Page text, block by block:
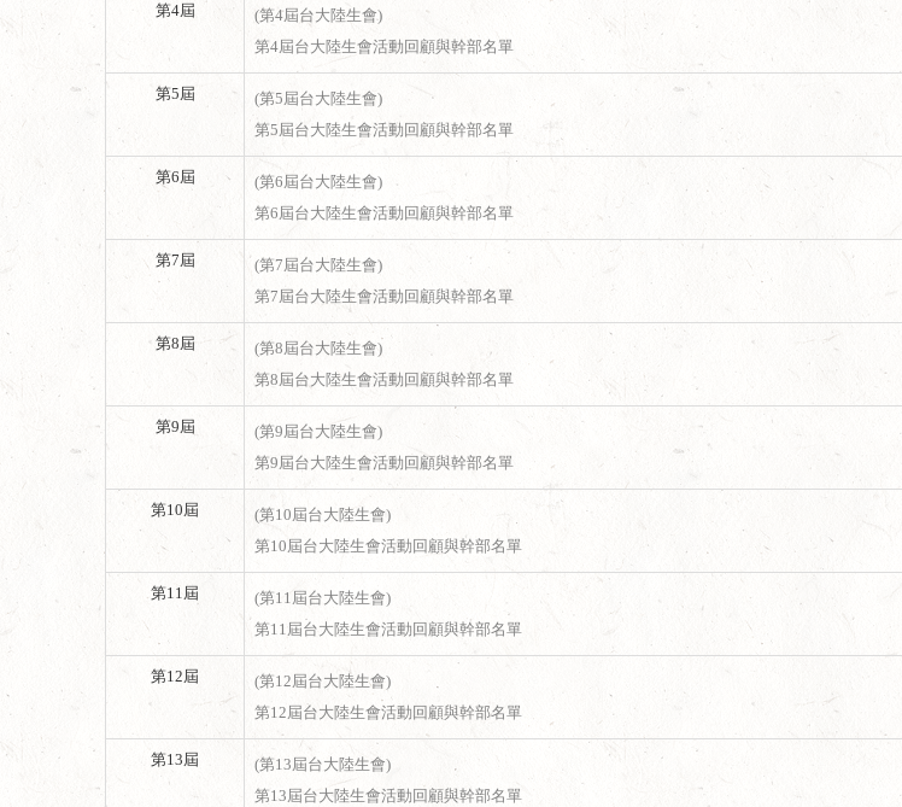
第4屆
(第4屆台大陸生會)
第4屆台大陸生會活動回顧與幹部名單
第5屆
(第5屆台大陸生會)
第5屆台大陸生會活動回顧與幹部名單
第6屆
(第6屆台大陸生會)
第6屆台大陸生會活動回顧與幹部名單
第7屆
(第7屆台大陸生會)
第7屆台大陸生會活動回顧與幹部名單
第8屆
(第8屆台大陸生會)
第8屆台大陸生會活動回顧與幹部名單
第9屆
(第9屆台大陸生會)
第9屆台大陸生會活動回顧與幹部名單
第10屆
(第10屆台大陸生會)
第10屆台大陸生會活動回顧與幹部名單
第11屆
(第11屆台大陸生會)
第11屆台大陸生會活動回顧與幹部名單
第12屆
(第12屆台大陸生會)
第12屆台大陸生會活動回顧與幹部名單
第13屆
(第13屆台大陸生會)
第13屆台大陸生會活動回顧與幹部名單